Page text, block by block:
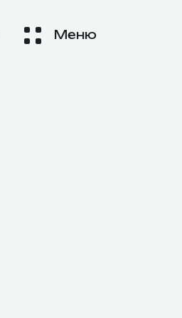
Меню